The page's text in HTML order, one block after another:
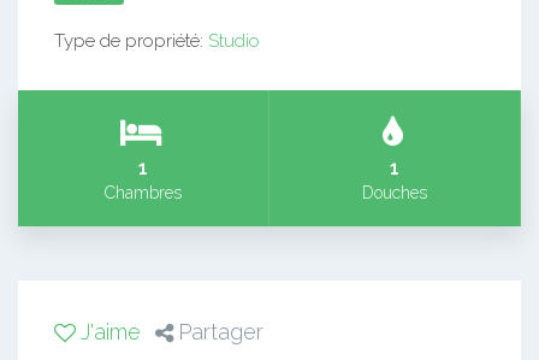
Type de propriété: Studio
1
Chambres
1
Douches
J'aime Partager